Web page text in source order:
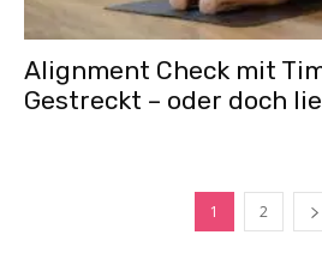
Alignment Check mit
Gestreckt – oder doch
1 2